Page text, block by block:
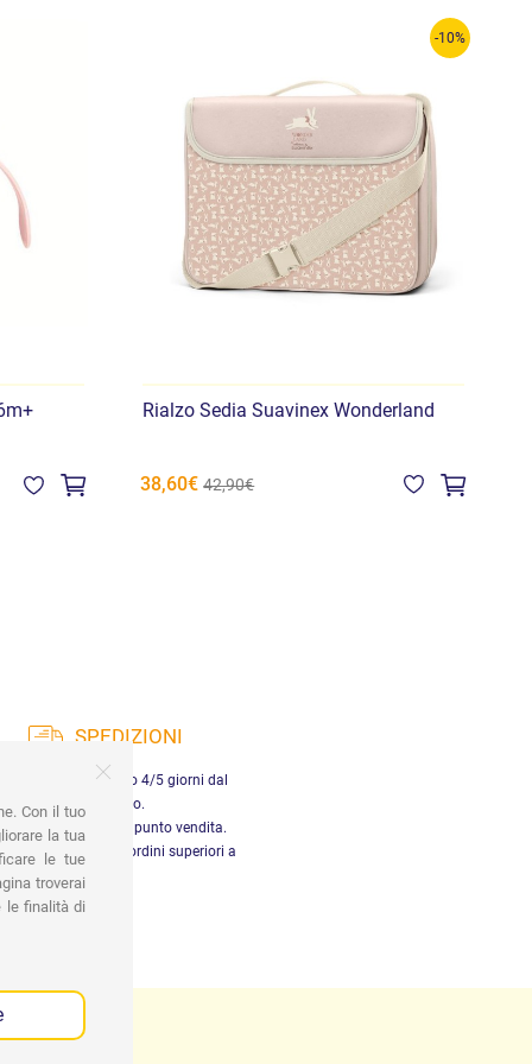
-10%
Rialzo Sedia Suavinex Wonderland
38,60€ 42,90€
SPEDIZIONI
in Italia entro 4/5 giorni dal
pagamento.
gratuito presso il punto vendita.
gratuita per ordini superiori a
29,90 €
Con il tuo
la tua
le tue
troverai
le finalità di